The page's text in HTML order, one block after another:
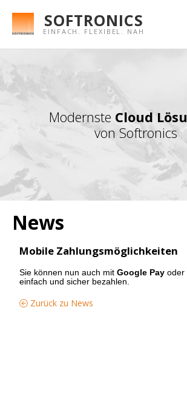
SOFTRONICS
EINFACH. FLEXIBEL. NAH
Modernste Cloud
von Softronics
News
Mobile Zahlungsmöglichkeiten
Sie können nun auch mit Google Pay oder
einfach und sicher bezahlen.
Zurück zu News